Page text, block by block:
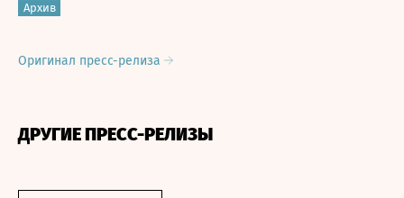
Архив
Оригинал пресс-релиза
ДРУГИЕ ПРЕСС-РЕЛИЗЫ